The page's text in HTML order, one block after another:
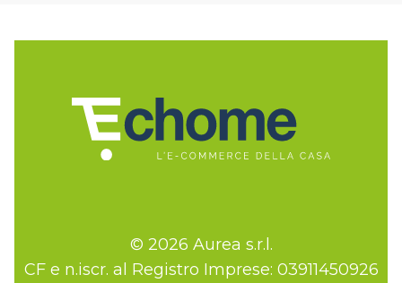
© 2026 Aurea s.r.l.
CF e n.iscr. al Registro Imprese: 03911450926